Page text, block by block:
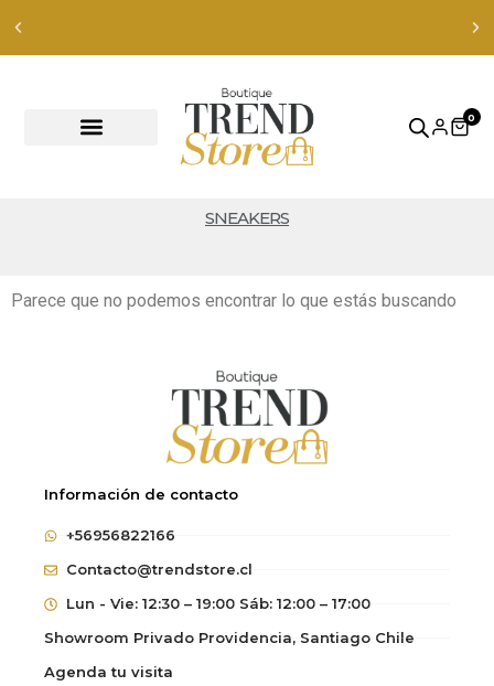
ver productos
0
SNEAKERS
Parece que no podemos encontrar lo que estás buscando
Información de contacto
+56956822166
Contacto@trendstore.cl
Lun - Vie: 12:30 – 19:00 Sáb: 12:00 – 17:00
Showroom Privado Providencia, Santiago Chile
Agenda tu visita